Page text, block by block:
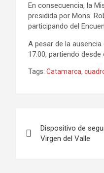
En consecuencia, la
presidida por Mons.
participando del
A pesar de la
17:00, partiendo
Tags: Catamarca,
de
entradas
Dispositivo de
Virgen del Valle